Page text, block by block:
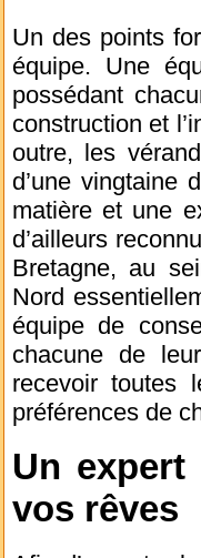
Un des points
équipe. Une
possédant
construction et
outre, les
d’une vingtaine
matière et une
d’ailleurs
Bretagne, au
Nord
équipe de
chacune de
recevoir toutes
préférences de
Un
vos rêves